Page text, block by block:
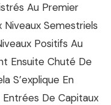
Au Premier
Semestriels
Positifs Au
Ensuite Chuté De
S’explique En
De Capitaux